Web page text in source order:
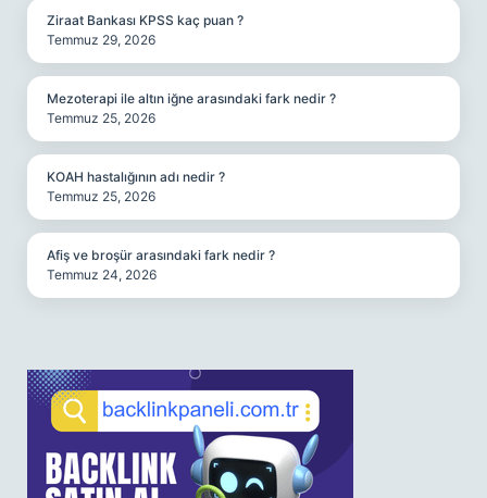
Ziraat Bankası KPSS kaç puan ?
Temmuz 29, 2026
Mezoterapi ile altın iğne arasındaki fark nedir ?
Temmuz 25, 2026
KOAH hastalığının adı nedir ?
Temmuz 25, 2026
Afiş ve broşür arasındaki fark nedir ?
Temmuz 24, 2026